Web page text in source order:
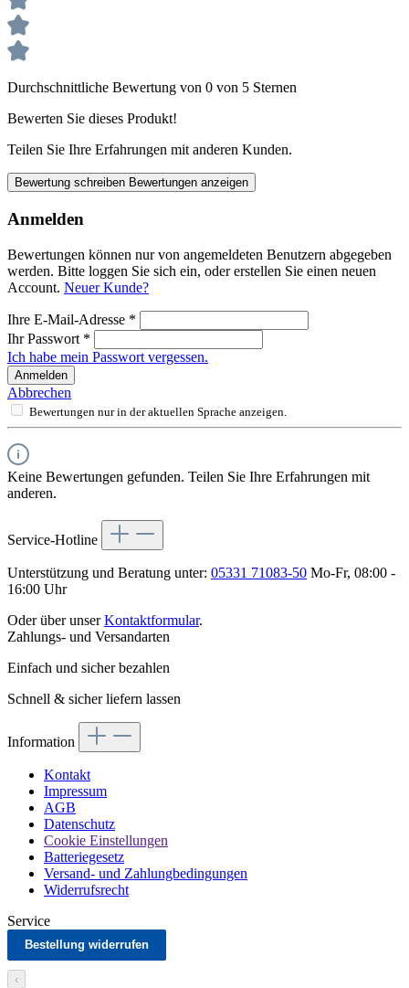
Durchschnittliche Bewertung von 0 von 5 Sternen
Bewerten Sie dieses Produkt!
Teilen Sie Ihre Erfahrungen mit anderen Kunden.
Bewertung schreiben Bewertungen anzeigen
Anmelden
Bewertungen können nur von angemeldeten Benutzern abgegeben
werden. Bitte loggen Sie sich ein, oder erstellen Sie einen neuen
Account. Neuer Kunde?
Ihre E-Mail-Adresse *
Ihr Passwort *
Ich habe mein Passwort vergessen.
Anmelden
Abbrechen
Bewertungen nur in der aktuellen Sprache anzeigen.
Keine Bewertungen gefunden. Teilen Sie Ihre Erfahrungen mit
anderen.
Service-Hotline
Unterstützung und Beratung unter: 05331 71083-50 Mo-Fr, 08:00 -
16:00 Uhr
Oder über unserKontaktformular.
Zahlungs- und Versandarten
Einfach und sicher bezahlen
Schnell & sicher liefern lassen
Information
Kontakt
Impressum
AGB
Datenschutz
Cookie Einstellungen
Batteriegesetz
Versand- und Zahlungbedingungen
Widerrufsrecht
Service
Bestellung widerrufen
‹